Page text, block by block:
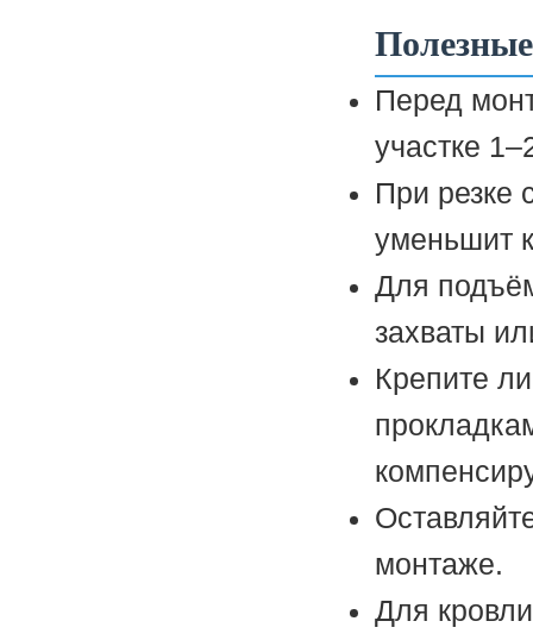
Перед
участке
При резке
уменьшит
Для
захваты
Крепите
монтаже.
Для